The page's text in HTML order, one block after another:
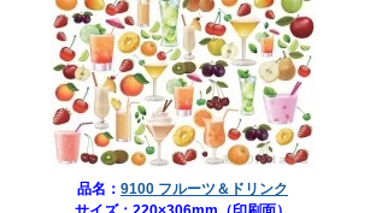
品名： 9100 フルーツ＆ドリンク